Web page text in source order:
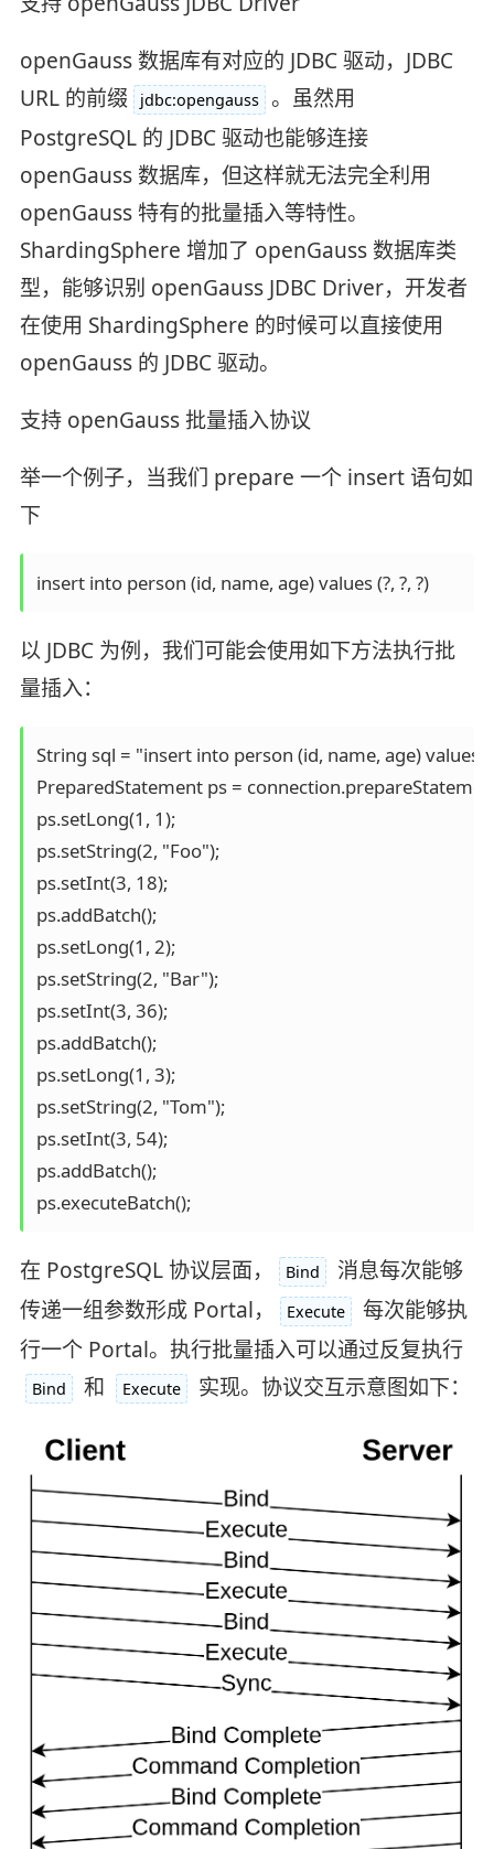
openGauss 数据库有对应的 JDBC 驱动，JDBC
URL 的前缀
jdbc:opengauss
。虽然用
PostgreSQL 的 JDBC 驱动也能够连接
openGauss 数据库，但这样就无法完全利用
openGauss 特有的批量插入等特性。
ShardingSphere 增加了 openGauss 数据库类
型，能够识别 openGauss JDBC Driver，开发者
在使用 ShardingSphere 的时候可以直接使用
openGauss 的 JDBC 驱动。
支持 openGauss 批量插入协议
举一个例子，当我们 prepare 一个 insert 语句如
下
insert into person (id, name, age) values (?, ?, ?)
以 JDBC 为例，我们可能会使用如下方法执行批
量插入：
String sql = "insert into person (id, name, age) values
PreparedStatement ps =
ps.setLong(1, 1);
ps.setString(2, "Foo");
ps.setInt(3, 18);
ps.addBatch();
ps.setLong(1, 2);
ps.setString(2, "Bar");
ps.setInt(3, 36);
ps.addBatch();
ps.setLong(1, 3);
ps.setString(2, "Tom");
ps.setInt(3, 54);
ps.addBatch();
ps.executeBatch();
在 PostgreSQL 协议层面， Bind
消息每次能够
传递一组参数形成 Portal，
Execute
每次能够执
行一个 Portal。执行批量插入可以通过反复执行
Bind 和 Execute 实现。协议交互示意图如下：